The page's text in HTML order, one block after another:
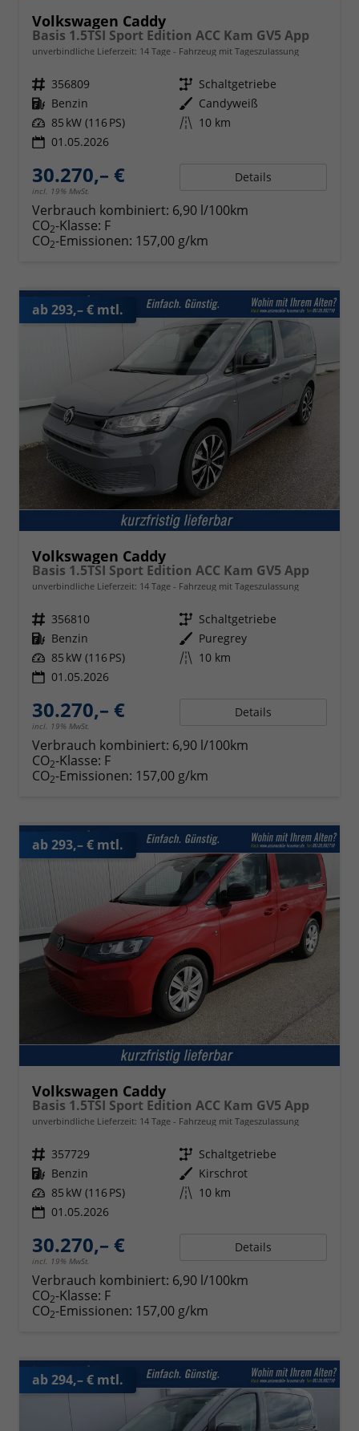
Volkswagen Caddy
Basis 1.5TSI Sport Edition ACC Kam GV5 App
unverbindliche Lieferzeit: 14 Tage Fahrzeug mit Tageszulassung
Fahrzeugnr. 356809 Getriebe Schaltgetriebe
Kraftstoff Benzin Außenfarbe Candyweiß
Leistung 85 kW (116 PS) Kilometerstand 10 km
01.05.2026
30.270,– €
incl. 19% MwSt.
Details
Verbrauch kombiniert: 6,90 l/100km
CO2-Klasse: F
CO2-Emissionen: 157,00 g/km
ab 293,– € mtl.
Volkswagen Caddy
Basis 1.5TSI Sport Edition ACC Kam GV5 App
unverbindliche Lieferzeit: 14 Tage Fahrzeug mit Tageszulassung
Fahrzeugnr. 356810 Getriebe Schaltgetriebe
Kraftstoff Benzin Außenfarbe Puregrey
Leistung 85 kW (116 PS) Kilometerstand 10 km
01.05.2026
30.270,– €
incl. 19% MwSt.
Details
Verbrauch kombiniert: 6,90 l/100km
CO2-Klasse: F
CO2-Emissionen: 157,00 g/km
ab 293,– € mtl.
Volkswagen Caddy
Basis 1.5TSI Sport Edition ACC Kam GV5 App
unverbindliche Lieferzeit: 14 Tage Fahrzeug mit Tageszulassung
Fahrzeugnr. 357729 Getriebe Schaltgetriebe
Kraftstoff Benzin Außenfarbe Kirschrot
Leistung 85 kW (116 PS) Kilometerstand 10 km
01.05.2026
30.270,– €
incl. 19% MwSt.
Details
Verbrauch kombiniert: 6,90 l/100km
CO2-Klasse: F
CO2-Emissionen: 157,00 g/km
ab 294,– € mtl.